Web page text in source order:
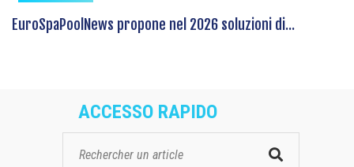
EuroSpaPoolNews propone nel 2026 soluzioni di...
ACCESSO RAPIDO